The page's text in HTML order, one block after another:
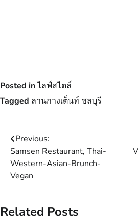
Posted inไลฟ์สไตล์
Tagged ลานกางเต็นท์ ชลบุรี
Post
navigation
Previous:
Samsen Restaurant, Thai-
Western-Asian-Brunch-
Vegan
Related Posts